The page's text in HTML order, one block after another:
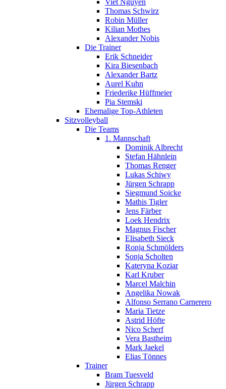
Thomas Schwirz
Robin Müller
Kilian Mothes
Alexander Nobis
Die Trainer
Erik Schneider
Kira Biesenbach
Alexander Bartz
Aurel Kuhn
Friederike Hüffmeier
Pia Stemski
Ehemalige Top-Athleten
Sitzvolleyball
Die Teams
1. Mannschaft
Dominik Albrecht
Stefan Hähnlein
Thomas Renger
Lukas Schiwy
Jürgen Schrapp
Siegmund Soicke
Mathis Tigler
Jens Färber
Loek Hendrix
Magnus Fischer
Elisabeth Sieck
Ronja Schmölders
Sonja Scholten
Kateryna Koziar
Karl Kruber
Marcel Malchin
Angelika Nowak
Alfonso Serrano Carnerero
Maria Tietze
Astrid Höfte
Nico Scherf
Vera Bastheim
Mark Jaekel
Elias Tönnes
Trainer
Bram Tuesveld
Jürgen Schrapp